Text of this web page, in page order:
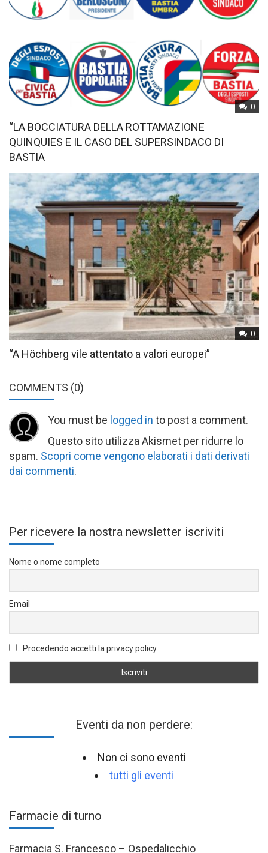
0
“LA BOCCIATURA DELLA ROTTAMAZIONE
QUINQUIES E IL CASO DEL SUPERSINDACO DI
BASTIA
0
“A Höchberg vile attentato a valori europei”
COMMENTS (0)
You must be logged in to post a comment.
Questo sito utilizza Akismet per ridurre lo
spam. Scopri come vengono elaborati i dati derivati
dai commenti.
Per ricevere la nostra newsletter iscriviti
Nome o nome completo
Email
Procedendo accetti la privacy policy
Eventi da non perdere:
Non ci sono eventi
tutti gli eventi
Farmacie di turno
Farmacia S. Francesco – Ospedalicchio